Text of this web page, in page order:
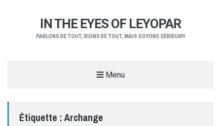
IN THE EYES OF LEYOPAR
PARLONS DE TOUT, RIONS DE TOUT, MAIS SOYONS SÉRIEUX!!!
Menu
Étiquette :Archange